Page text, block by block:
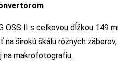
OSS II s celkovou dĺžkou 149
širokú škálu rôznych
na makrofotografiu.